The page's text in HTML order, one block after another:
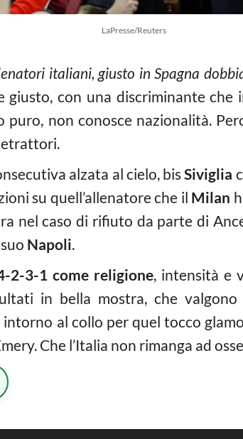
LaPresse/Reuters
italiani, giusto in Spagna
giusto, con una discriminante
puro, non conosce nazionalità.
alzata al cielo, bisSiviglia
su quell’allenatore che il Milan
nel caso di rifiuto da parte di
Napoli.
2-3-1 come religione, intensità e
in bella mostra, che
al collo per quel tocco
Che l’Italia non rimanga ad